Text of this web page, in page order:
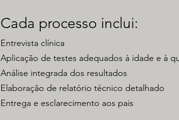
Cada processo inclui:
Entrevista clínica
Aplicação de testes adequados à idade e à
Análise integrada dos resultados
Elaboração de relatório técnico detalhado
Entrega e esclarecimento aos pais